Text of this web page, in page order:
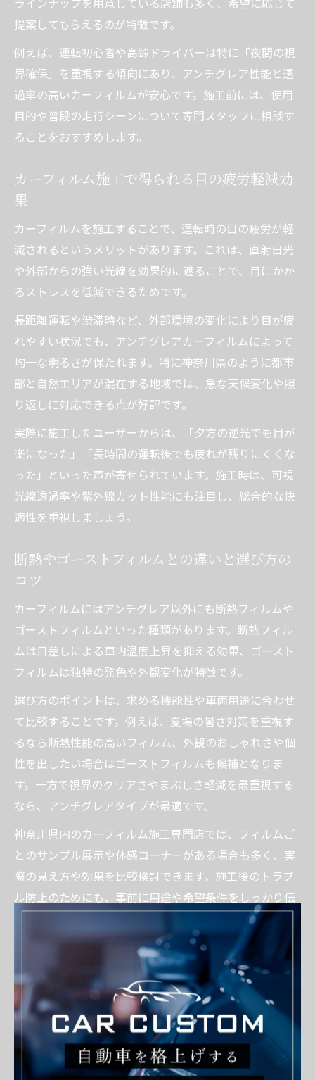
提案してもらえるのが特徴です。
例えば、運転初心者や高齢ドライバーは特に「夜間の視
界確保」を重視する傾向にあり、アンチグレア性能と透
過率の高いカーフィルムが安心です。施工前には、使用
目的や普段の走行シーンについて専門スタッフに相談す
ることをおすすめします。
カーフィルム施工で得られる目の疲労軽減効
果
カーフィルムを施工することで、運転時の目の疲労が軽
減されるというメリットがあります。これは、直射日光
や外部からの強い光線を効果的に遮ることで、目にかか
るストレスを低減できるためです。
長距離運転や渋滞時など、外部環境の変化により目が疲
れやすい状況でも、アンチグレアカーフィルムによって
均一な明るさが保たれます。特に神奈川県のように都市
部と自然エリアが混在する地域では、急な天候変化や照
り返しに対応できる点が好評です。
実際に施工したユーザーからは、「夕方の逆光でも目が
楽になった」「長時間の運転後でも疲れが残りにくくな
った」といった声が寄せられています。施工時は、可視
光線透過率や紫外線カット性能にも注目し、総合的な快
適性を重視しましょう。
断熱やゴーストフィルムとの違いと選び方の
コツ
カーフィルムにはアンチグレア以外にも断熱フィルムや
ゴーストフィルムといった種類があります。断熱フィル
ムは日差しによる車内温度上昇を抑える効果、ゴースト
フィルムは独特の発色や外観変化が特徴です。
選び方のポイントは、求める機能性や車両用途に合わせ
て比較することです。例えば、夏場の暑さ対策を重視す
るなら断熱性能の高いフィルム、外観のおしゃれさや個
性を出したい場合はゴーストフィルムも候補となりま
す。一方で視界のクリアさやまぶしさ軽減を最重視する
なら、アンチグレアタイプが最適です。
神奈川県内のカーフィルム施工専門店では、フィルムご
とのサンプル展示や体感コーナーがある場合も多く、実
際の見え方や効果を比較検討できます。施工後のトラブ
ル防止のためにも、事前に用途や希望条件をしっかり伝
カーフィルムの透明感とプライバシー確保の
関係
カーフィルム施工で重視されるもう一つのポイントが
「透明感」と「プライバシー確保」の両立です。特にリ
アガラスやサイドガラスでは、外からの視線を遮りつ
つ、車内からはクリアに見える製品が人気です。